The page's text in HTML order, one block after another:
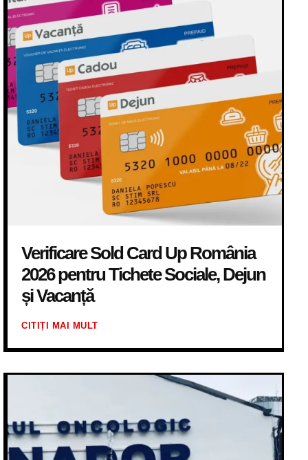
Verificare Sold Card Up România
2026 pentru Tichete Sociale, Dejun
și Vacanță
CITIȚI MAI MULT